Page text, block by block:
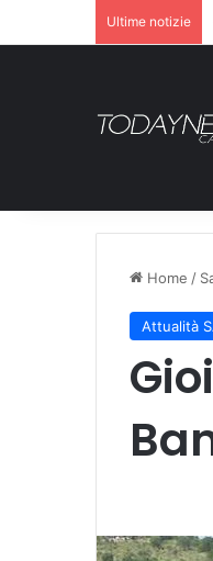
Ultime notizie
Home /
Attualità